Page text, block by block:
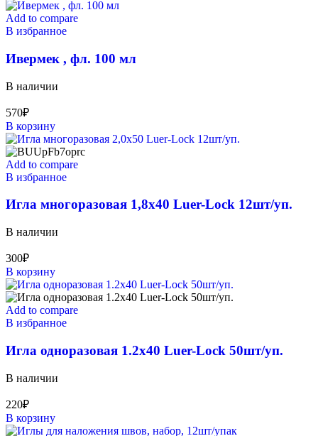
Add to compare
В избранное
Ивермек , фл. 100 мл
В наличии
570₽
В корзину
Add to compare
В избранное
Игла многоразовая 1,8х40 Luer-Lock 12шт/уп.
В наличии
300₽
В корзину
Add to compare
В избранное
Игла одноразовая 1.2х40 Luer-Lock 50шт/уп.
В наличии
220₽
В корзину